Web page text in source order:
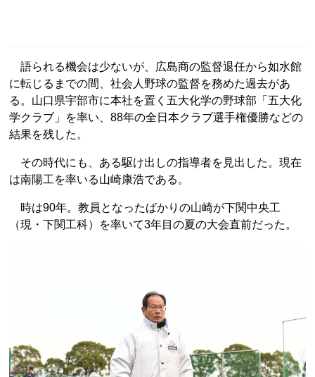
語られる機会は少ないが、広島商の監督退任から如水館
に転じるまでの間、社会人野球の監督を務めた過去があ
る。山口県宇部市に本社を置く五大化学の野球部「五大化
学クラブ」を率い、88年の全日本クラブ選手権優勝などの
結果を残した。
その時代にも、ある駆け出しの指導者を見出した。現在
は南陽工を率いる山崎康浩である。
時は90年。教員となったばかりの山崎が下関中央工
（現・下関工科）を率いて3年目の夏の大会直前だった。